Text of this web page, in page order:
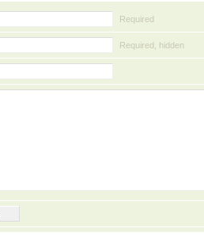
Required
Required, hidden